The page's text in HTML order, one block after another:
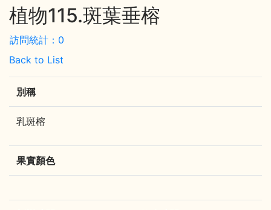
植物115.斑葉垂榕
訪問統計：0
Back to List
別稱
乳斑榕
果實顏色